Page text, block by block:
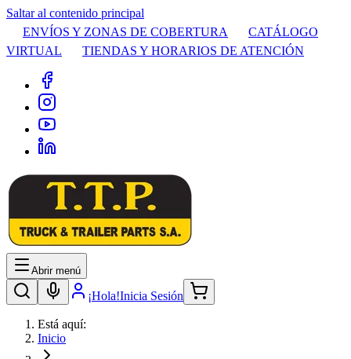
Saltar al contenido principal
ENVÍOS Y ZONAS DE COBERTURA
CATÁLOGO
VIRTUAL
TIENDAS Y HORARIOS DE ATENCIÓN
Abrir menú
¡Hola!Inicia Sesión
Está aquí:
Inicio